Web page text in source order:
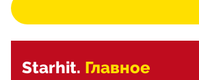
Starhit. Главное